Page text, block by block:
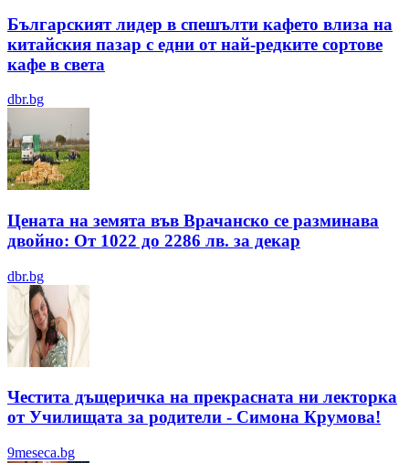
Българският лидер в спешълти кафето влиза на
китайския пазар с едни от най-редките сортове
кафе в света
dbr.bg
Цената на земята във Врачанско се разминава
двойно: От 1022 до 2286 лв. за декар
dbr.bg
Честита дъщеричка на прекрасната ни лекторка
от Училищата за родители - Симона Крумова!
9meseca.bg